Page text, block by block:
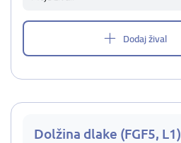
Dodaj žival
Dolžina dlake (FGF5, L1)